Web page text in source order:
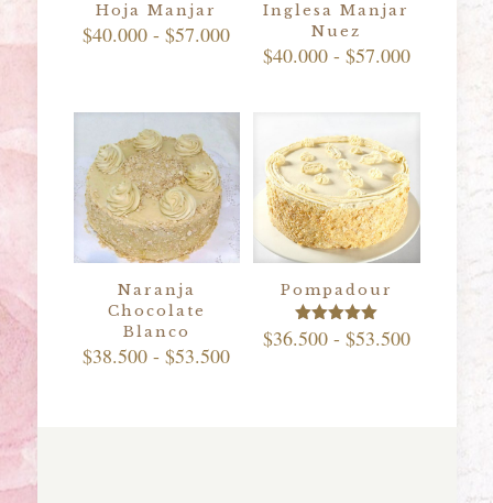
Hoja Manjar
$40.000 - $57.000Rango
$40.000
hasta
$57.000
Inglesa Manjar
Nuez
$40.000 - $57.000Rango
desde
$57.000
Naranja
Chocolate
Blanco
$38.500 - $53.500Rango
Pompadour
Valorado
con
$36.500 - $53.500Rango